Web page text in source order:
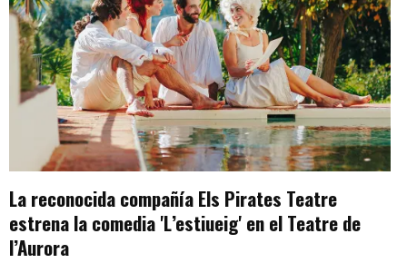
La reconocida compañía Els Pirates Teatre
estrena la comedia 'L’estiueig' en el Teatre de
l’Aurora